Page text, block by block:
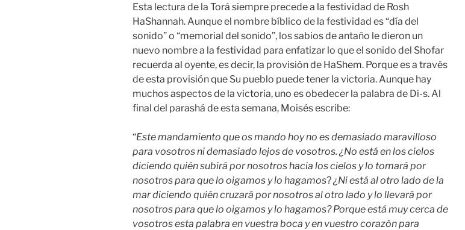
Esta lectura de la Torá siempre precede a la festividad de Rosh
HaShannah. Aunque el nombre bíblico de la festividad es “día del
sonido” o “memorial del sonido”, los sabios de antaño le dieron un
nuevo nombre a la festividad para enfatizar lo que el sonido del Shofar
recuerda al oyente, es decir, la provisión de HaShem. Porque es a través
de esta provisión que Su pueblo puede tener la victoria. Aunque hay
muchos aspectos de la victoria, uno es obedecer la palabra de Di-s. Al
final del parashá de esta semana, Moisés escribe:
“Este mandamiento que os mando hoy no es demasiado maravilloso
para vosotros ni demasiado lejos de vosotros. ¿No está en los cielos
diciendo quién subirá por nosotros hacia los cielos y lo tomará por
nosotros para que lo oigamos y lo hagamos?¿Ni está al otro lado de la
mar diciendo quién cruzará por nosotros al otro lado y lo llevará por
nosotros para que lo oigamos y lo hagamos? Porque está muy cerca de
vosotros esta palabra en vuestra boca y en vuestro corazón para